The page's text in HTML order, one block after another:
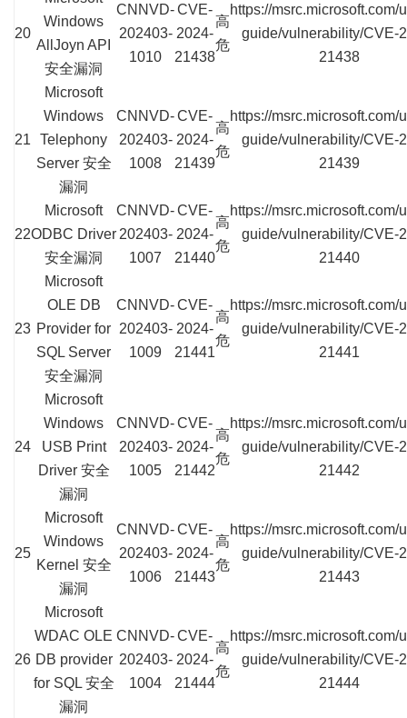
20
Windows
AllJoyn API
安全漏洞
CNNVD-
202403-
1010
CVE-
2024-
21438
高
危
https://msrc.microsoft.com/
guide/vulnerability/CVE-
21438
21
Microsoft
Windows
Telephony
Server 安全
漏洞
CNNVD-
202403-
1008
CVE-
2024-
21439
高
危
https://msrc.microsoft.com/
guide/vulnerability/CVE-
21439
22
Microsoft
ODBC Driver
安全漏洞
CNNVD-
202403-
1007
CVE-
2024-
21440
高
危
https://msrc.microsoft.com/
guide/vulnerability/CVE-
21440
23
Microsoft
OLE DB
Provider for
SQL Server
安全漏洞
CNNVD-
202403-
1009
CVE-
2024-
21441
高
危
https://msrc.microsoft.com/
guide/vulnerability/CVE-
21441
24
Microsoft
Windows
USB Print
Driver 安全
漏洞
CNNVD-
202403-
1005
CVE-
2024-
21442
高
危
https://msrc.microsoft.com/
guide/vulnerability/CVE-
21442
25
Microsoft
Windows
Kernel 安全
漏洞
CNNVD-
202403-
1006
CVE-
2024-
21443
高
危
https://msrc.microsoft.com/
guide/vulnerability/CVE-
21443
26
Microsoft
WDAC OLE
DB provider
for SQL 安全
漏洞
CNNVD-
202403-
1004
CVE-
2024-
21444
高
危
https://msrc.microsoft.com/
guide/vulnerability/CVE-
21444